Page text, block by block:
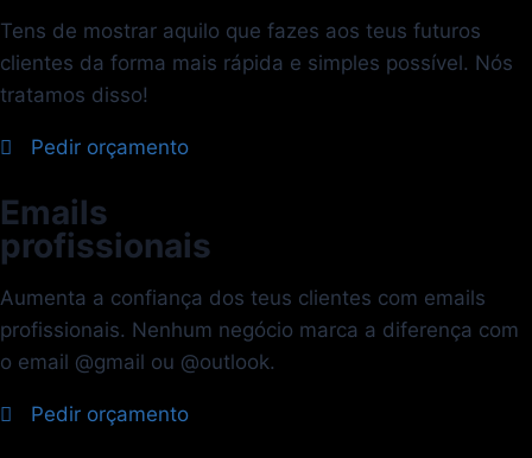
Tens de mostrar aquilo que fazes aos teus futuros
clientes da forma mais rápida e simples possível. Nós
tratamos disso!
Pedir orçamento
Emails
profissionais
Aumenta a confiança dos teus clientes com emails
profissionais. Nenhum negócio marca a diferença com
o email @gmail ou @outlook.
Pedir orçamento